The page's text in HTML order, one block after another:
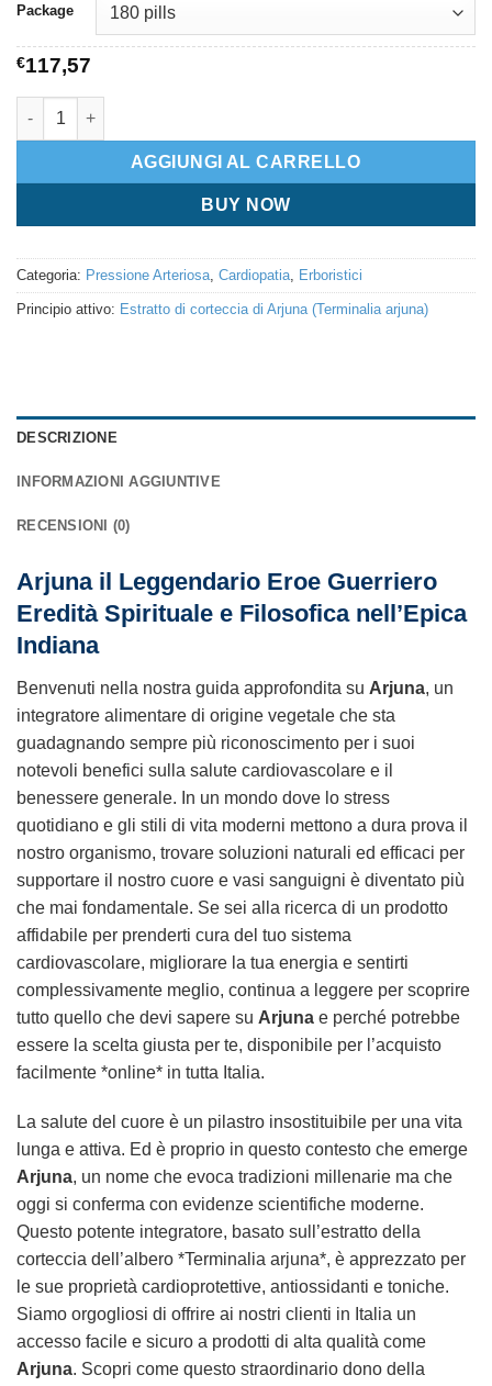
Package
€117,57
Arjuna quantità
AGGIUNGI AL CARRELLO
BUY NOW
Categoria: Pressione Arteriosa Cardiopatia Erboristici
Principio attivo: Estratto di corteccia di Arjuna (Terminalia arjuna)
DESCRIZIONE
INFORMAZIONI AGGIUNTIVE
RECENSIONI (0)
Arjuna il Leggendario Eroe Guerriero
Eredità Spirituale e Filosofica nell’Epica
Indiana
Benvenuti nella nostra guida approfondita su Arjuna, un
integratore alimentare di origine vegetale che sta
guadagnando sempre più riconoscimento per i suoi
notevoli benefici sulla salute cardiovascolare e il
benessere generale. In un mondo dove lo stress
quotidiano e gli stili di vita moderni mettono a dura prova il
nostro organismo, trovare soluzioni naturali ed efficaci per
supportare il nostro cuore e vasi sanguigni è diventato più
che mai fondamentale. Se sei alla ricerca di un prodotto
affidabile per prenderti cura del tuo sistema
cardiovascolare, migliorare la tua energia e sentirti
complessivamente meglio, continua a leggere per scoprire
tutto quello che devi sapere su Arjuna e perché potrebbe
essere la scelta giusta per te, disponibile per l’acquisto
facilmente *online* in tutta Italia.
La salute del cuore è un pilastro insostituibile per una vita
lunga e attiva. Ed è proprio in questo contesto che emerge
Arjuna, un nome che evoca tradizioni millenarie ma che
oggi si conferma con evidenze scientifiche moderne.
Questo potente integratore, basato sull’estratto della
corteccia dell’albero *Terminalia arjuna*, è apprezzato per
le sue proprietà cardioprotettive, antiossidanti e toniche.
Siamo orgogliosi di offrire ai nostri clienti in Italia un
accesso facile e sicuro a prodotti di alta qualità come
Arjuna. Scopri come questo straordinario dono della